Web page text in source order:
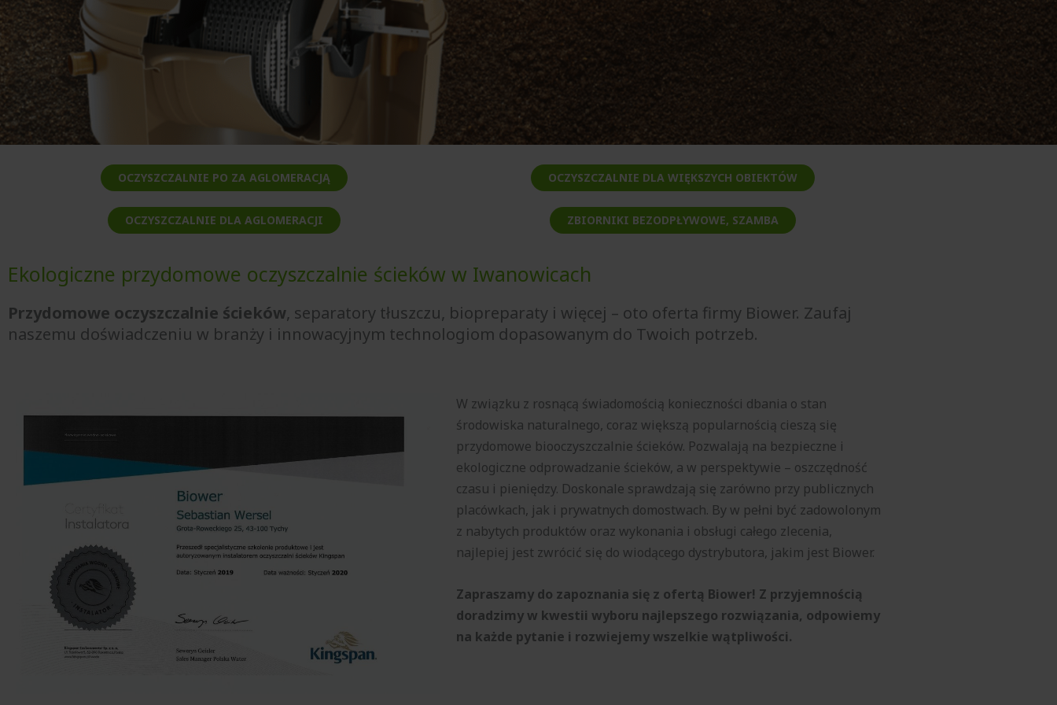
OCZYSZCZALNIE PO ZA AGLOMERACJĄ
OCZYSZCZALNIE DLA AGLOMERACJI
OCZYSZCZALNIE DLA WIĘKSZYCH OBIEKTÓW
ZBIORNIKI BEZODPŁYWOWE, SZAMBA
Ekologiczne przydomowe oczyszczalnie ścieków w Iwanowicach
Przydomowe oczyszczalnie ścieków, separatory tłuszczu, biopreparaty i więcej – oto oferta firmy Biower. Zaufaj
naszemu doświadczeniu w branży i innowacyjnym technologiom dopasowanym do Twoich potrzeb.
W związku z rosnącą świadomością konieczności dbania o stan
środowiska naturalnego, coraz większą popularnością cieszą się
przydomowe biooczyszczalnie ścieków. Pozwalają na bezpieczne i
ekologiczne odprowadzanie ścieków, a w perspektywie – oszczędność
czasu i pieniędzy. Doskonale sprawdzają się zarówno przy publicznych
placówkach, jak i prywatnych domostwach. By w pełni być zadowolonym
z nabytych produktów oraz wykonania i obsługi całego zlecenia,
najlepiej jest zwrócić się do wiodącego dystrybutora, jakim jest Biower.
Zapraszamy do zapoznania się z ofertą Biower! Z przyjemnością
doradzimy w kwestii wyboru najlepszego rozwiązania, odpowiemy
na każde pytanie i rozwiejemy wszelkie wątpliwości.